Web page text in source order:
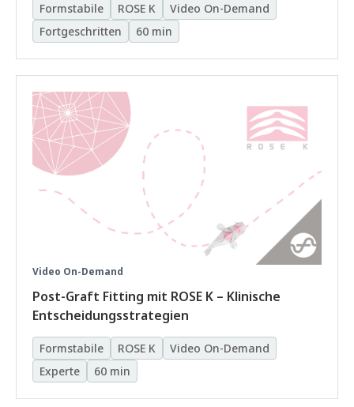
Formstabile ROSE K
Video On-Demand
Fortgeschritten
60 min
Video On-Demand
Post-Graft Fitting mit ROSE K – Klinische
Entscheidungsstrategien
Formstabile ROSE K
Video On-Demand
Experte
60 min